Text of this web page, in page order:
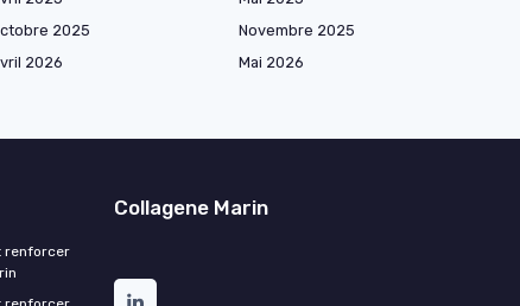
2025
Novembre 2025
2026
Mai 2026
renforcer
Collagene Marin